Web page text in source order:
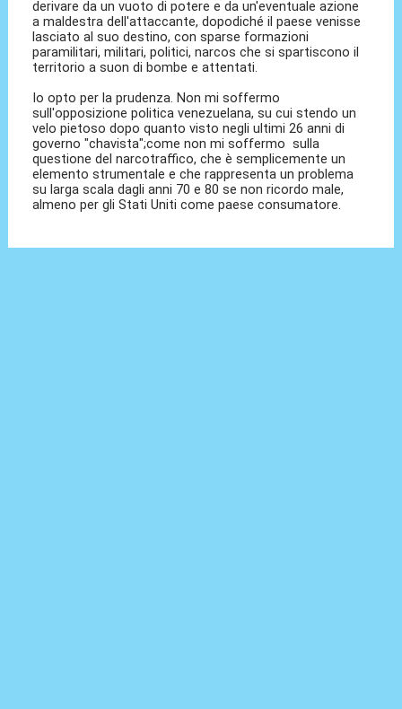
derivare da un vuoto di potere e da un'eventuale azione
a maldestra dell'attaccante, dopodiché il paese venisse
lasciato al suo destino, con sparse formazioni
paramilitari, militari, politici, narcos che si spartiscono il
territorio a suon di bombe e attentati.
Io opto per la prudenza. Non mi soffermo
sull'opposizione politica venezuelana, su cui stendo un
velo pietoso dopo quanto visto negli ultimi 26 anni di
governo "chavista";come non mi soffermo sulla
questione del narcotraffico, che è semplicemente un
elemento strumentale e che rappresenta un problema
su larga scala dagli anni 70 e 80 se non ricordo male,
almeno per gli Stati Uniti come paese consumatore.